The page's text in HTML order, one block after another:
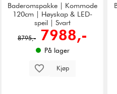
Baderomspakke | Kommode
120cm | Høyskap & LED-
speil | Svart
8795,- 7988,-
På lager
Kjøp